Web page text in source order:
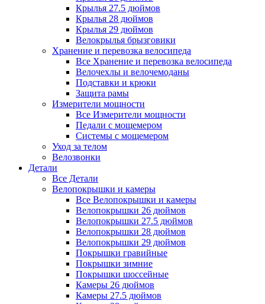
Крылья 27.5 дюймов
Крылья 28 дюймов
Крылья 29 дюймов
Велокрылья брызговики
Хранение и перевозка велосипеда
Все Хранение и перевозка велосипеда
Велочехлы и велочемоданы
Подставки и крюки
Защита рамы
Измерители мощности
Все Измерители мощности
Педали с мощемером
Системы с мощемером
Уход за телом
Велозвонки
Детали
Все Детали
Велопокрышки и камеры
Все Велопокрышки и камеры
Велопокрышки 26 дюймов
Велопокрышки 27.5 дюймов
Велопокрышки 28 дюймов
Велопокрышки 29 дюймов
Покрышки гравийные
Покрышки зимние
Покрышки шоссейные
Камеры 26 дюймов
Камеры 27.5 дюймов